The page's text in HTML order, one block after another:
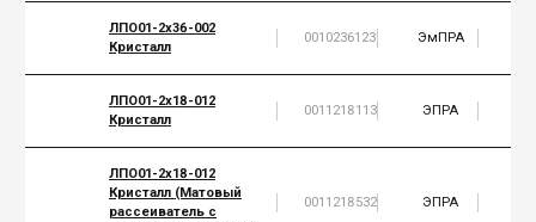
ЛПО01-2х36-002
Кристалл
0010236123 ЭмПРА
ЛПО01-2х18-012
Кристалл
0011218113 ЭПРА
ЛПО01-2х18-012
Кристалл (Матовый
рассеиватель с
0011218532 ЭПРА